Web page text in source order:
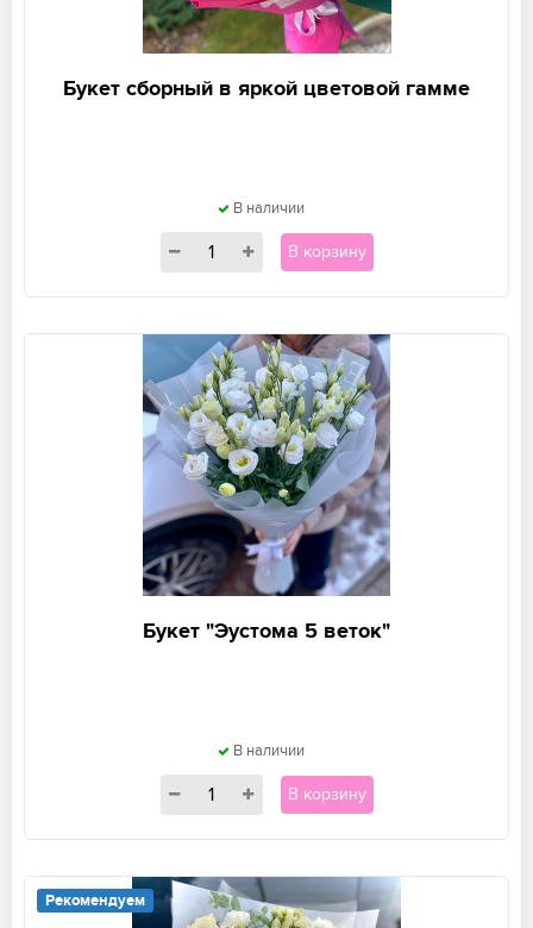
Букет сборный в яркой цветовой гамме
В наличии
В корзину
Букет "Эустома 5 веток"
В наличии
В корзину
Рекомендуем